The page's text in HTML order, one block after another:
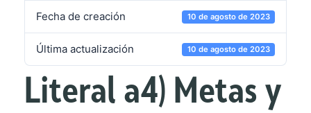
Fecha de creación 10 de agosto de 2023
Última actualización 10 de agosto de 2023
Literal a4) Metas y